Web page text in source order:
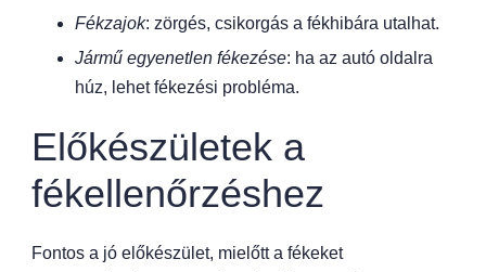
Fékzajok: zörgés, csikorgás a fékhibára utalhat.
Jármű egyenetlen fékezése: ha az autó oldalra
húz, lehet fékezési probléma.
Előkészületek a
fékellenőrzéshez
Fontos a jó előkészület, mielőtt a fékeket